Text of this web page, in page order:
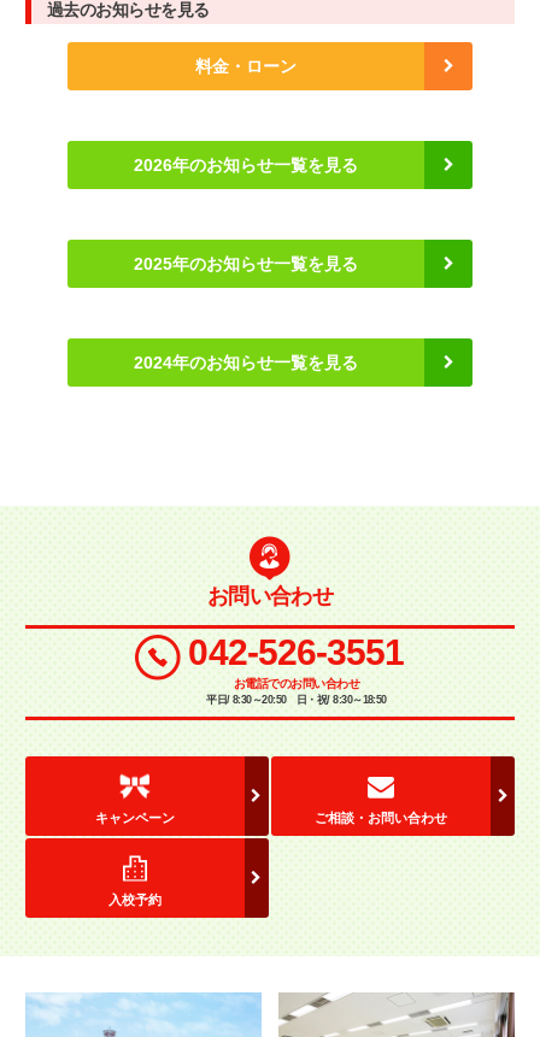
過去のお知らせを見る
料金・ローン
2026年のお知らせ一覧を見る
2025年のお知らせ一覧を見る
2024年のお知らせ一覧を見る
お問い合わせ
042-526-3551
お電話でのお問い合わせ
平日/ 8:30～20:50 日・祝/ 8:30～18:50
キャンペーン ご相談・お問い合わせ
入校予約